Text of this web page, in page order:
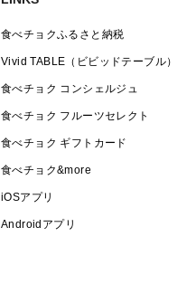
食べチョクふるさと納税
Vivid TABLE（ビビッドテーブル）
食べチョク コンシェルジュ
食べチョク フルーツセレクト
食べチョク ギフトカード
食べチョク&more
iOSアプリ
Androidアプリ